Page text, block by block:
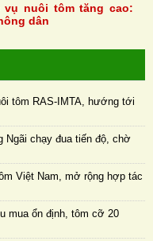
nuôi tôm tăng cao:
dân
tôm RAS-IMTA, hướng tới
Ngãi chạy đua tiến độ, chờ
Việt Nam, mở rộng hợp tác
mua ổn định, tôm cỡ 20